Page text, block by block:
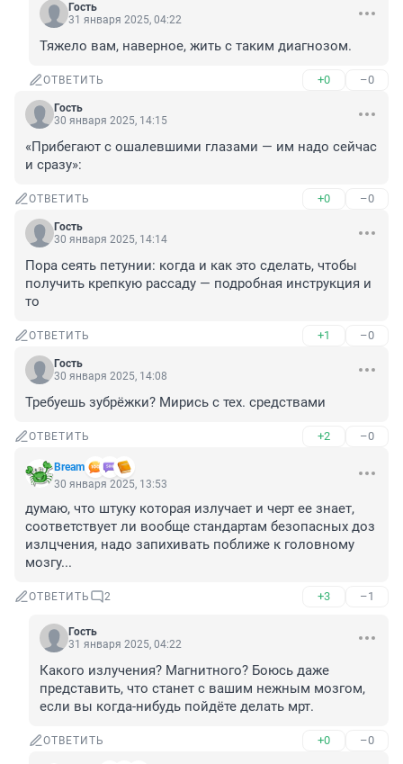
Гость
31 января 2025, 04:22
Тяжело вам, наверное, жить с таким диагнозом.
ОТВЕТИТЬ +0 –0
Гость
30 января 2025, 14:15
«Прибегают с ошалевшими глазами — им надо сейчас
и сразу»:
ОТВЕТИТЬ +0 –0
Гость
30 января 2025, 14:14
Пора сеять петунии: когда и как это сделать, чтобы
получить крепкую рассаду — подробная инструкция и
то
ОТВЕТИТЬ +1 –0
Гость
30 января 2025, 14:08
Требуешь зубрёжки? Мирись с тех. средствами
ОТВЕТИТЬ +2 –0
Bream
30 января 2025, 13:53
думаю, что штуку которая излучает и черт ее знает,
соответствует ли вообще стандартам безопасных доз
излцчения, надо запихивать поближе к головному
мозгу...
ОТВЕТИТЬ 2 +3 –1
Гость
31 января 2025, 04:22
Какого излучения? Магнитного? Боюсь даже
представить, что станет с вашим нежным мозгом,
если вы когда-нибудь пойдёте делать мрт.
ОТВЕТИТЬ +0 –0